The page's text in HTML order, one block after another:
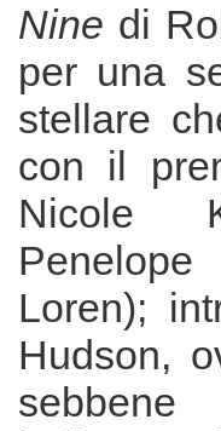
Nine di
per una
stellare
con il
Nicole
Loren);
Hudson,